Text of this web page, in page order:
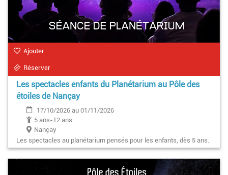
Ajouter
Réserver
Les spectacles enfants du Planétarium au Pôle des
étoiles de Nançay
17/10/2026 au 01/11/2026
5 ans-12 ans
Nançay
Les spectacles au planétarium pensés pour les enfants, dès 5 ans.